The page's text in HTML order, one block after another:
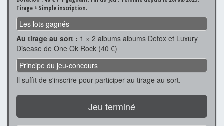
Tirage + Simple inscription.
Les lots gagnés
Au tirage au sort : 1 × 2 albums albums Detox et Luxury
Disease de One Ok Rock (40 €)
Principe du jeu-concours
Il suffit de s'inscrire pour participer au tirage au sort.
Jeu terminé